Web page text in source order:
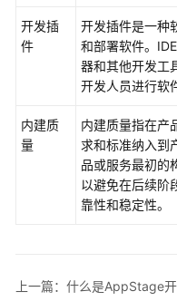
发
AppStage
心
开发插
件
开发插件是一种
和部署软件。
器和其他开发工
开发人员进行软
内建质
量
内建质量指在产
求和标准纳入到
品或服务最初的
以避免在后续阶
靠性和稳定性。
上一篇：什么是AppStage